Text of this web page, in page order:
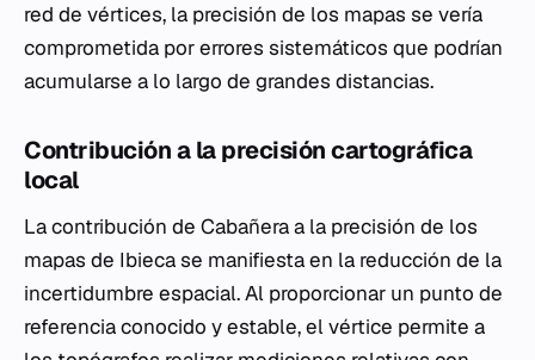
red de vértices, la precisión de los mapas se vería
comprometida por errores sistemáticos que podrían
acumularse a lo largo de grandes distancias.
Contribución a la precisión cartográfica
local
La contribución de Cabañera a la precisión de los
mapas de Ibieca se manifiesta en la reducción de la
incertidumbre espacial. Al proporcionar un punto de
referencia conocido y estable, el vértice permite a